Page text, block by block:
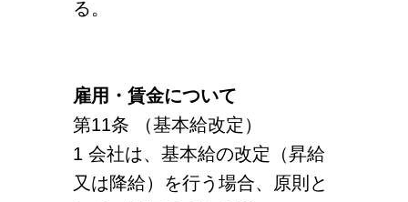
る。
雇用・賃金について
第11条 （基本給改定）
1 会社は、基本給の改定（昇給
又は降給）を行う場合、原則と